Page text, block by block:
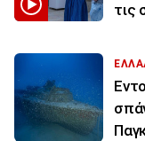
τις